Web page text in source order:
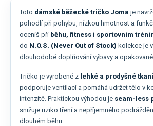
Toto dámské běžecké tričko Joma je
pohodlí při pohybu, nízkou hmotnost a
oceníš při běhu, fitness i sportovním
do N.O.S. (Never Out of Stock) kolekce je
dlouhodobé doplňování výbavy a
Tričko je vyrobené z lehké a prodyšné
podporuje ventilaci a pomáhá udržet tělo v
intenzitě. Praktickou výhodou je seam-less
snižuje riziko tření a nepříjemného
dlouhém běhu.